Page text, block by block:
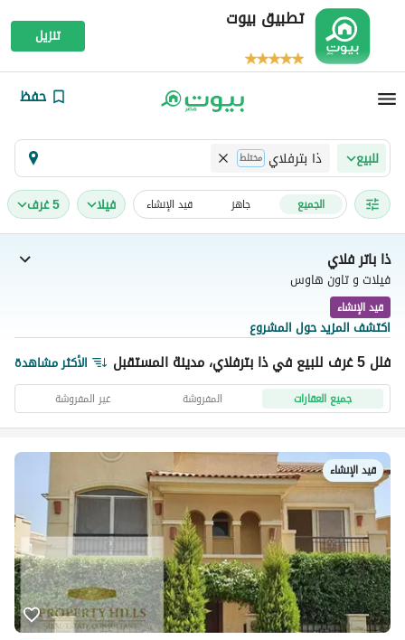
تطبيق بيوت
تنزيل
حفظ
للبيع ذا بترفلاي مختلط
الجميع جاهز قيد الإنشاء فیلا 5 غرف
ذا باتر فلاي
فيلات و تاون هاوس
قيد الإنشاء
اكتشف المزيد حول المشروع
السعر ابتداءً من
ج.م15M
فلل 5 غرف للبيع في ذا بترفلاي، مدينة المستقبل الأكثر مشاهدة
جميع العقارات المفروشة غير المفروشة
قيد الإنشاء